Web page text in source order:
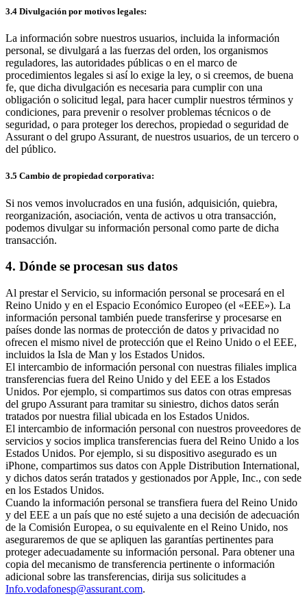
3.4 Divulgación por motivos legales:
La información sobre nuestros usuarios, incluida la información
personal, se divulgará a las fuerzas del orden, los organismos
reguladores, las autoridades públicas o en el marco de
procedimientos legales si así lo exige la ley, o si creemos, de buena
fe, que dicha divulgación es necesaria para cumplir con una
obligación o solicitud legal, para hacer cumplir nuestros términos y
condiciones, para prevenir o resolver problemas técnicos o de
seguridad, o para proteger los derechos, propiedad o seguridad de
Assurant o del grupo Assurant, de nuestros usuarios, de un tercero o
del público.
3.5 Cambio de propiedad corporativa:
Si nos vemos involucrados en una fusión, adquisición, quiebra,
reorganización, asociación, venta de activos u otra transacción,
podemos divulgar su información personal como parte de dicha
transacción.
4. Dónde se procesan sus datos
Al prestar el Servicio, su información personal se procesará en el
Reino Unido y en el Espacio Económico Europeo (el «EEE»). La
información personal también puede transferirse y procesarse en
países donde las normas de protección de datos y privacidad no
ofrecen el mismo nivel de protección que el Reino Unido o el EEE,
incluidos la Isla de Man y los Estados Unidos.
El intercambio de información personal con nuestras filiales implica
transferencias fuera del Reino Unido y del EEE a los Estados
Unidos. Por ejemplo, si compartimos sus datos con otras empresas
del grupo Assurant para tramitar su siniestro, dichos datos serán
tratados por nuestra filial ubicada en los Estados Unidos.
El intercambio de información personal con nuestros proveedores de
servicios y socios implica transferencias fuera del Reino Unido a los
Estados Unidos. Por ejemplo, si su dispositivo asegurado es un
iPhone, compartimos sus datos con Apple Distribution International,
y dichos datos serán tratados y gestionados por Apple, Inc., con sede
en los Estados Unidos.
Cuando la información personal se transfiera fuera del Reino Unido
y del EEE a un país que no esté sujeto a una decisión de adecuación
de la Comisión Europea, o su equivalente en el Reino Unido, nos
aseguraremos de que se apliquen las garantías pertinentes para
proteger adecuadamente su información personal. Para obtener una
copia del mecanismo de transferencia pertinente o información
adicional sobre las transferencias, dirija sus solicitudes a
Info.vodafonesp@assurant.com.